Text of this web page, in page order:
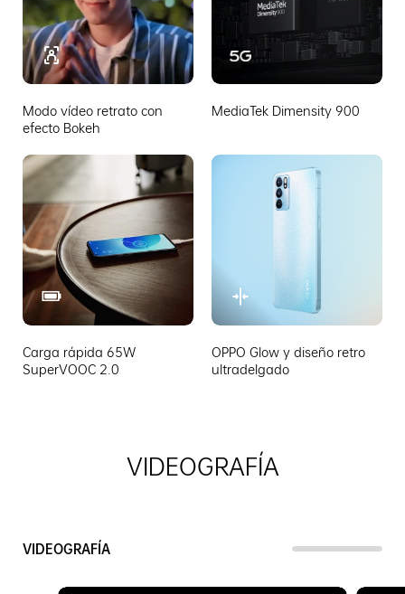
Modo vídeo retrato con
efecto Bokeh
MediaTek Dimensity 900
Carga rápida 65W
SuperVOOC 2.0
OPPO Glow y diseño retro
ultradelgado
VIDEOGRAFÍA
VIDEOGRAFÍA